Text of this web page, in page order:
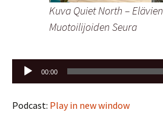
Kuva Quiet North – Elävien
Muotoilijoiden Seura
Äänitoistin
00:00
Podcast: Play in new window